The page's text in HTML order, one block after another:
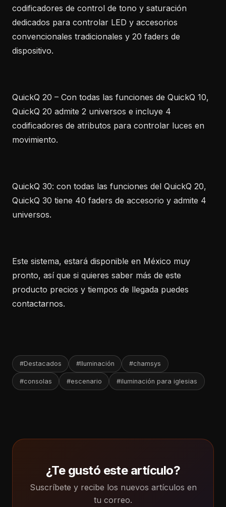
codificadores de control de tono y saturación
dedicados para controlar LED y accesorios
convencionales tradicionales y 20 faders de
dispositivo.
QuickQ 20 – Con todas las funciones de QuickQ 10,
QuickQ 20 admite 2 universos e incluye 4
codificadores de atributos para controlar luces en
movimiento.
QuickQ 30: con todas las funciones del QuickQ 20,
QuickQ 30 tiene 40 faders de accesorio y admite 4
universos.
Este sistema, estará disponible en México muy
pronto, así que si quieres saber más de este
producto precios y tiempos de llegada puedes
contactarnos.
#Destacados #Iluminación #chamsys
#consolas #escenario #iluminación para iglesias
¿Te gustó este artículo?
Suscríbete y recibe los nuevos artículos en
tu correo.